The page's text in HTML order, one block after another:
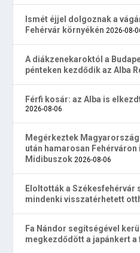
Ismét éjjel dolgoznak a
Fehérvár környékén 2026-08-
A diákzenekaroktól a
pénteken kezdődik az Alba
Férfi kosár: az Alba is
2026-08-06
Megérkeztek
után hamarosan
Midibuszok 2026-08-06
Eloltották a Székesfehérvár
mindenki visszatérhetett
Fa Nándor segítségével
megkezdődött a japánkert a